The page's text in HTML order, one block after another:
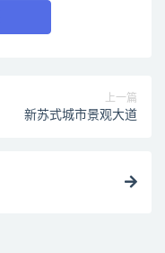
上一篇
新苏式城市景观大道